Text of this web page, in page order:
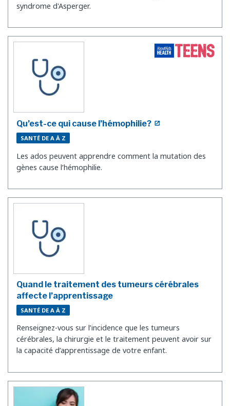
syndrome d'Asperger.
Qu’est-ce qui cause l’hémophilie?
SANTÉ DE A À Z
Les ados peuvent apprendre comment la mutation des
gènes cause l’hémophilie.
Quand le traitement des tumeurs cérébrales
affecte l’apprentissage
SANTÉ DE A À Z
Renseignez-vous sur l’incidence que les tumeurs
cérébrales, la chirurgie et le traitement peuvent avoir sur
la capacité d’apprentissage de votre enfant.